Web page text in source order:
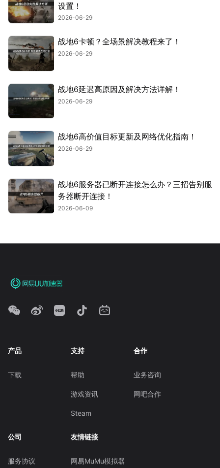
设置！
2026-06-29
战地6卡顿？全场景解决教程来了！
2026-06-29
战地6延迟高原因及解决方法详解！
2026-06-29
战地6高价值目标更新及网络优化指南！
2026-06-29
战地6服务器已断开连接怎么办？三招告别服
务器断开连接！
2026-06-09
产品
下载
支持
帮助
游戏资讯
Steam
合作
业务咨询
网吧合作
公司
服务协议
友情链接
网易MuMu模拟器